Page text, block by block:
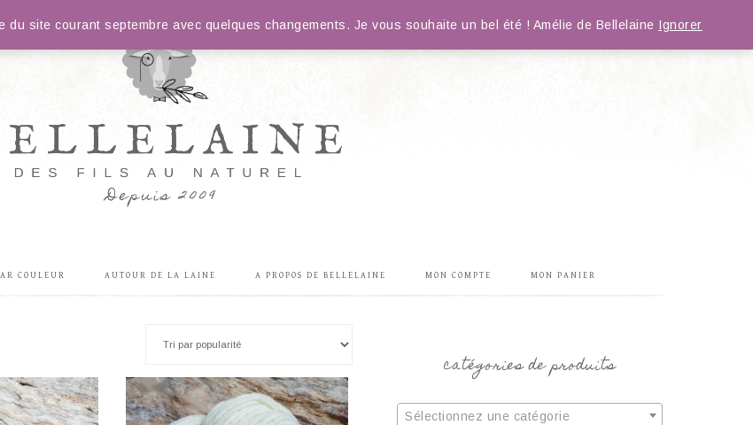
COULEUR AUTOUR DE LA LAINE A PROPOS DE BELLELAINE MON COMPTE MON PANIER
catégories de produits
Sélectionnez une catégorie
site courant septembre avec quelques changements. Je vous souhaite un bel été ! Amélie de Bellelaine Ignorer